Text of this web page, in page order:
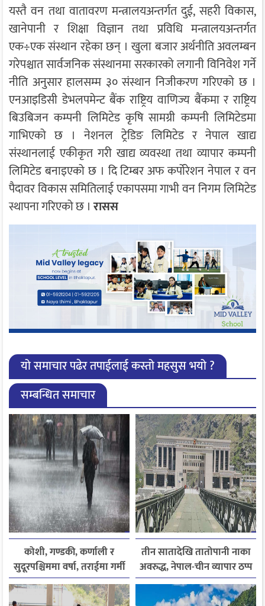
यस्तै वन तथा वातावरण मन्त्रालयअन्तर्गत दुई, सहरी विकास,
खानेपानी र शिक्षा विज्ञान तथा प्रविधि मन्त्रालयअन्तर्गत
एक÷एक संस्थान रहेका छन् । खुला बजार अर्थनीति अवलम्बन
गरेपश्चात सार्वजनिक संस्थानमा सरकारको लगानी विनिवेश गर्ने
नीति अनुसार हालसम्म ३० संस्थान निजीकरण गरिएको छ ।
एनआइडिसी डेभलपमेन्ट बैंक राष्ट्रिय वाणिज्य बैंकमा र राष्ट्रिय
बिउबिजन कम्पनी लिमिटेड कृषि सामग्री कम्पनी लिमिटेडमा
गाभिएको छ । नेशनल ट्रेडिङ लिमिटेड र नेपाल खाद्य
संस्थानलाई एकीकृत गरी खाद्य व्यवस्था तथा व्यापार कम्पनी
लिमिटेड बनाइएको छ । दि टिम्बर अफ कर्पोरेशन नेपाल र वन
पैदावर विकास समितिलाई एकापसमा गाभी वन निगम लिमिटेड
स्थापना गरिएको छ ।रासस
यो समाचार पढेर तपाईलाई कस्तो महसुस भयो ?
सम्बन्धित समाचार
कोशी, गण्डकी, कर्णाली र
सुदूरपश्चिममा वर्षा, तराईमा गर्मी
बढ्ने अनुमान
तीन सातादेखि तातोपानी नाका
अवरुद्ध, नेपाल-चीन व्यापार ठप्प